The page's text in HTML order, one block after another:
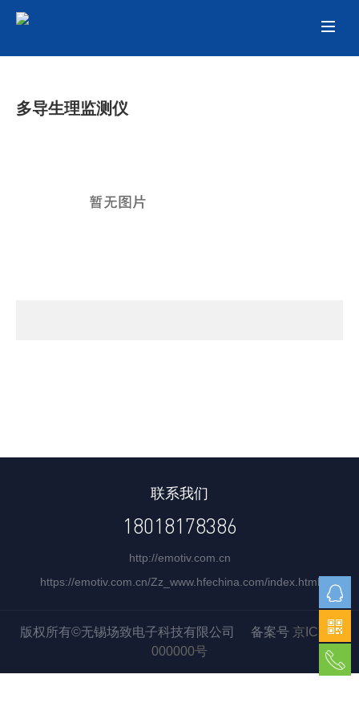
多导生理监测仪
联系我们
18018178386
http://emotiv.com.cn
https://emotiv.com.cn/Zz_www.hfechina.com/index.html
版权所有©无锡场致电子科技有限公司 备案号 京ICP证
000000号